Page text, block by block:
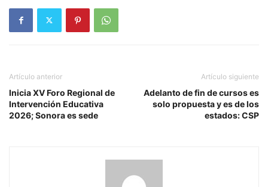
Artículo anterior
Inicia XV Foro Regional de
Intervención Educativa
2026; Sonora es sede
Artículo siguiente
Adelanto de fin de cursos es
solo propuesta y es de los
estados: CSP